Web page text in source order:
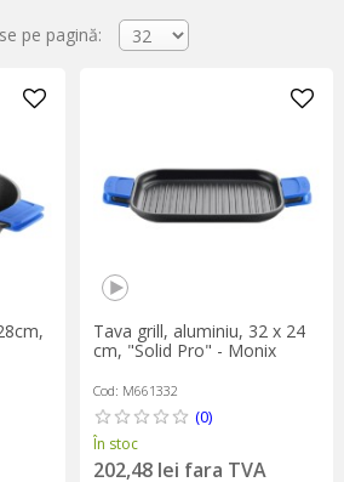
pe pagină:
Tava grill, aluminiu, 32 x 24
cm, "Solid Pro" - Monix
Cod: M661332
(0)
În stoc
202,48 lei fara TVA